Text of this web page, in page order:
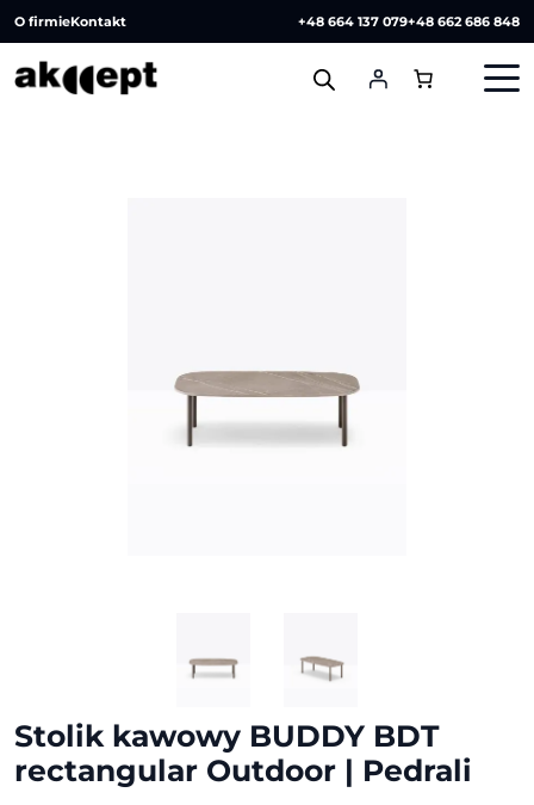
O firmieKontakt +48 664 137 079+48 662 686 848
Stolik kawowy BUDDY BDT
rectangular Outdoor | Pedrali